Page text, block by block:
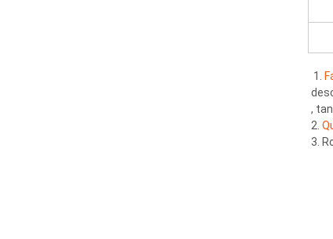
1.
,
2.
3.